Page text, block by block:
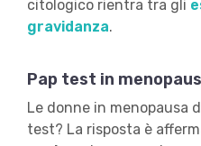
citologico rientra tra gli
gravidanza.
Pap test in
Le donne in menopausa
test? La risposta è